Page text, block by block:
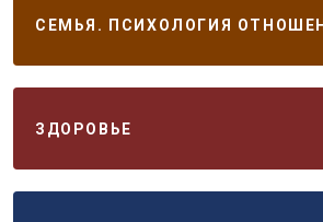
СЕМЬЯ. ПСИХОЛОГИЯ
ЗДОРОВЬЕ